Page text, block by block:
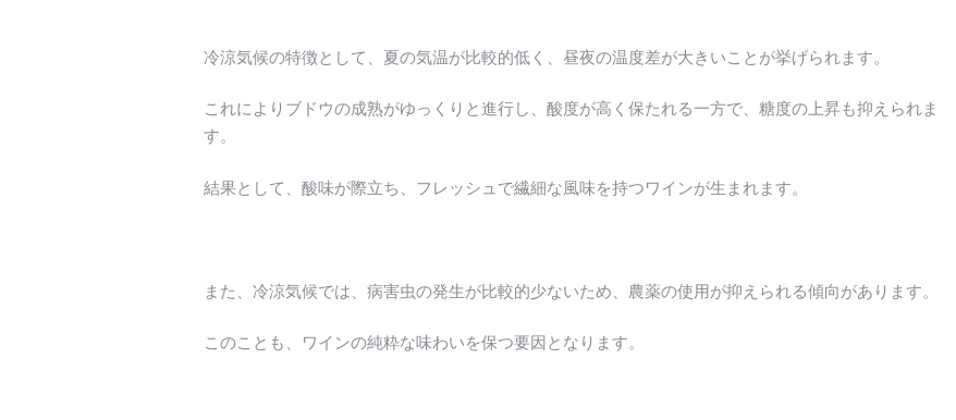
冷涼気候の特徴として、夏の気温が比較的低く、昼夜の温度差が大きいことが挙げられます。
これによりブドウの成熟がゆっくりと進行し、酸度が高く保たれる一方で、糖度の上昇も抑えられま
す。
結果として、酸味が際立ち、フレッシュで繊細な風味を持つワインが生まれます。
また、冷涼気候では、病害虫の発生が比較的少ないため、農薬の使用が抑えられる傾向があります。
このことも、ワインの純粋な味わいを保つ要因となります。